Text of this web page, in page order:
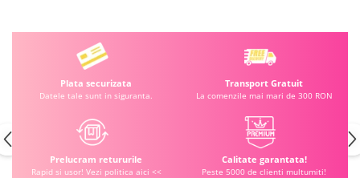
Plata securizata
Datele tale sunt in siguranta.
Transport Gratuit
La comenzile mai mari de 300 RON
Prelucram retururile
Rapid si usor! Vezi politica aici <<
Calitate garantata!
Peste 5000 de clienti multumiti!